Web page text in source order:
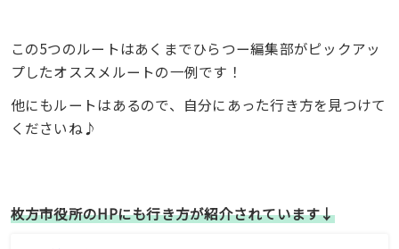
この5つのルートはあくまでひらつー編集部がピックアッ
プしたオススメルートの一例です！
他にもルートはあるので、自分にあった行き方を見つけて
くださいね♪
枚方市役所のHPにも行き方が紹介されています↓